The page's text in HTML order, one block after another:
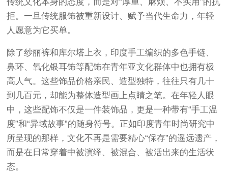
拒。一旦传统服饰被重新设计、赋予当代生命力，年轻
人愿意为它买单。
除了纱丽裤和库尔塔上衣，印度手工编织的多色手链、
鼻环、氧化银耳饰等配饰在青年亚文化群体中也拥有极
高人气。这些饰品价格亲民、造型独特，往往只有几十
到几百元，却能为整体造型画上点睛之笔。在年轻人眼
中，这些配饰不仅是一件装饰品，更是一种带有“手工温
度”和“异域故事”的随身符号。正如印度青年时尚研究中
所呈现的那样，文化不再是需要精心“保存”的遥远遗产，
而是在日常穿着中被演绎、被混合、被活出来的生活状
态。